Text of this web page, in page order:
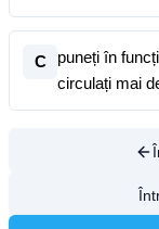
C
puneți în
circulați mai